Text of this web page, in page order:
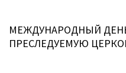
МЕЖДУНАРОДНЫЙ
ПРЕСЛЕДУЕМУЮ